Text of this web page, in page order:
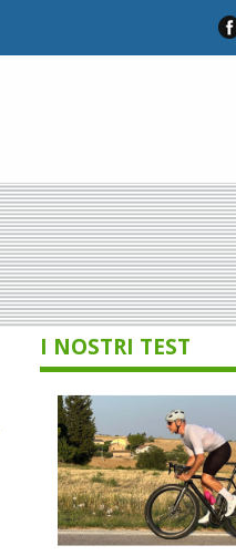
I NOSTRI TEST